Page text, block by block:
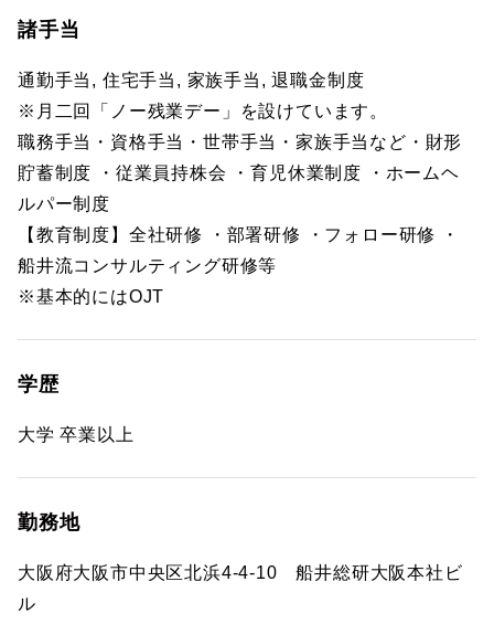
諸手当
通勤手当, 住宅手当, 家族手当, 退職金制度
※月二回「ノー残業デー」を設けています。
職務手当・資格手当・世帯手当・家族手当など・財形
貯蓄制度 ・従業員持株会 ・育児休業制度 ・ホームヘ
ルパー制度
【教育制度】全社研修 ・部署研修 ・フォロー研修 ・
船井流コンサルティング研修等
※基本的にはOJT
学歴
大学 卒業以上
勤務地
大阪府大阪市中央区北浜4-4-10 船井総研大阪本社ビ
ル